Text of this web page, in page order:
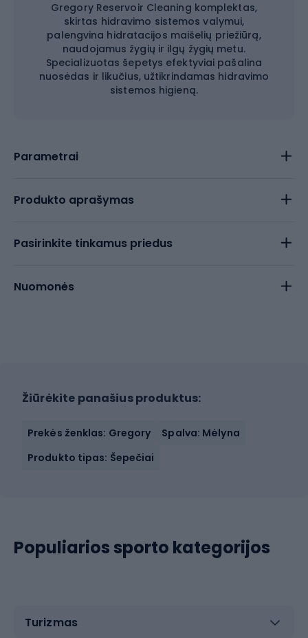
Gregory Reservoir Cleaning komplektas,
skirtas hidravimo sistemos valymui,
palengvina hidratacijos maišelių priežiūrą,
naudojamus žygių ir ilgų žygių metu.
Specializuotas šepetys efektyviai pašalina
nuosėdas ir likučius, užtikrindamas hidravimo
sistemos higieną.
Parametrai
Produkto aprašymas
Pasirinkite tinkamus priedus
Nuomonės
Žiūrėkite panašius produktus:
Prekės ženklas: Gregory
Spalva: Mėlyna
Produkto tipas: Šepečiai
Populiarios sporto kategorijos
Turizmas